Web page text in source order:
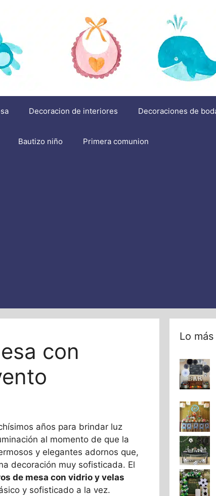
Decoracion de interiores Decoraciones de
Bautizo niño Primera comunion
con
años para brindar luz
al momento de que la
y elegantes adornos que,
decoración muy sofisticada. El
de mesa con vidrio y velas
y sofisticado a la vez.
Lo